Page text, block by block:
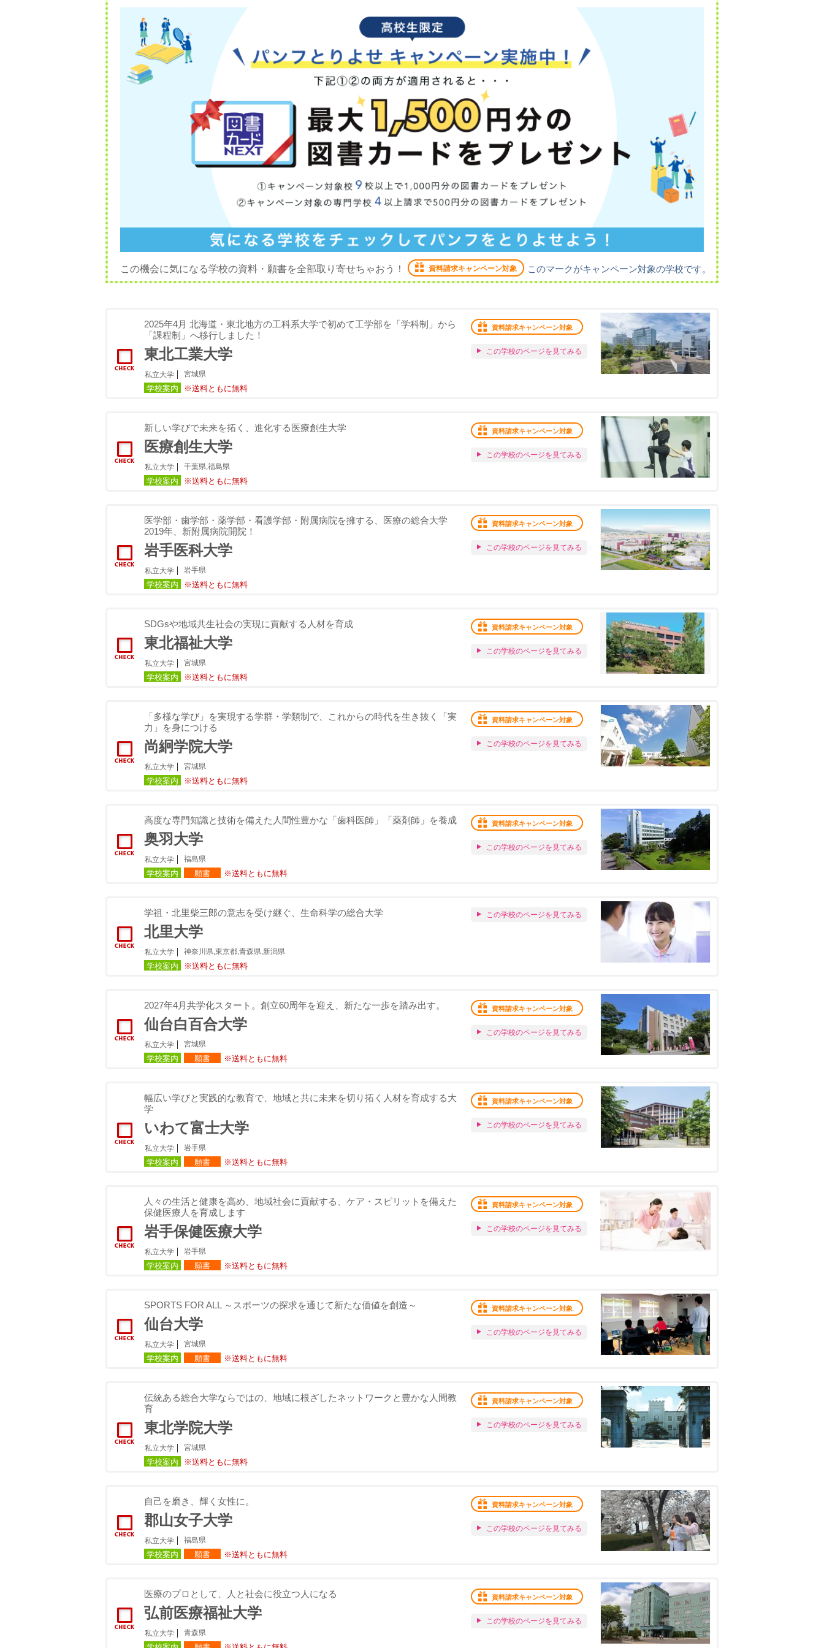
この機会に気になる学校の資料・願書を全部取り寄せちゃおう！ 資料請求キャンペーン対象 このマークがキャンペーン対象の学校です。
2025年4月 北海道・東北地方の工科系大学で初めて工学部を「学科制」から
「課程制」へ移行しました！
東北工業大学
私立大学 宮城県
学校案内 ※送料ともに無料
資料請求キャンペーン対象
この学校のページを見てみる
新しい学びで未来を拓く、進化する医療創生大学
医療創生大学
私立大学 千葉県,福島県
学校案内 ※送料ともに無料
資料請求キャンペーン対象
この学校のページを見てみる
医学部・歯学部・薬学部・看護学部・附属病院を擁する、医療の総合大学
2019年、新附属病院開院！
岩手医科大学
私立大学 岩手県
学校案内 ※送料ともに無料
資料請求キャンペーン対象
この学校のページを見てみる
SDGsや地域共生社会の実現に貢献する人材を育成
東北福祉大学
私立大学 宮城県
学校案内 ※送料ともに無料
資料請求キャンペーン対象
この学校のページを見てみる
「多様な学び」を実現する学群・学類制で、これからの時代を生き抜く「実
力」を身につける
尚絅学院大学
私立大学 宮城県
学校案内 ※送料ともに無料
資料請求キャンペーン対象
この学校のページを見てみる
高度な専門知識と技術を備えた人間性豊かな「歯科医師」「薬剤師」を養成
奥羽大学
私立大学 福島県
学校案内 願書 ※送料ともに無料
資料請求キャンペーン対象
この学校のページを見てみる
学祖・北里柴三郎の意志を受け継ぐ、生命科学の総合大学
北里大学
私立大学 神奈川県,東京都,青森県,新潟県
学校案内 ※送料ともに無料
この学校のページを見てみる
2027年4月共学化スタート。創立60周年を迎え、新たな一歩を踏み出す。
仙台白百合大学
私立大学 宮城県
学校案内 願書 ※送料ともに無料
資料請求キャンペーン対象
この学校のページを見てみる
幅広い学びと実践的な教育で、地域と共に未来を切り拓く人材を育成する大
学
いわて富士大学
私立大学 岩手県
学校案内 願書 ※送料ともに無料
資料請求キャンペーン対象
この学校のページを見てみる
人々の生活と健康を高め、地域社会に貢献する、ケア・スピリットを備えた
保健医療人を育成します
岩手保健医療大学
私立大学 岩手県
学校案内 願書 ※送料ともに無料
資料請求キャンペーン対象
この学校のページを見てみる
SPORTS FOR ALL ～スポーツの探求を通じて新たな価値を創造～
仙台大学
私立大学 宮城県
学校案内 願書 ※送料ともに無料
資料請求キャンペーン対象
この学校のページを見てみる
伝統ある総合大学ならではの、地域に根ざしたネットワークと豊かな人間教
育
東北学院大学
私立大学 宮城県
学校案内 ※送料ともに無料
資料請求キャンペーン対象
この学校のページを見てみる
自己を磨き、輝く女性に。
郡山女子大学
私立大学 福島県
学校案内 願書 ※送料ともに無料
資料請求キャンペーン対象
この学校のページを見てみる
医療のプロとして、人と社会に役立つ人になる
弘前医療福祉大学
私立大学 青森県
資料請求キャンペーン対象
この学校のページを見てみる